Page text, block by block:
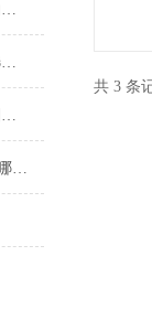
污水流量对污水紫外线消毒器的影响分析
过流式紫外线杀菌器镇流器的选用说明
工业软水器再生控制的时间控制解析
WTS-2A水箱自洁消毒器适用于哪些水体？
共 3 条